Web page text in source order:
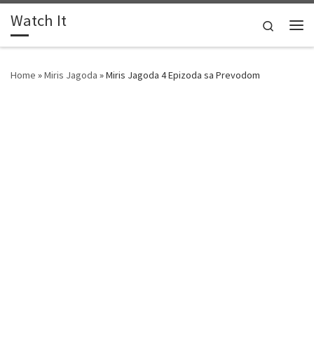
Skip to content
Watch It
Search
Home »Miris Jagoda »Miris Jagoda 4 Epizoda sa Prevodom